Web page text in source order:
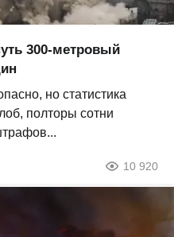
300-метровый
но статистика
полторы сотни
10 920